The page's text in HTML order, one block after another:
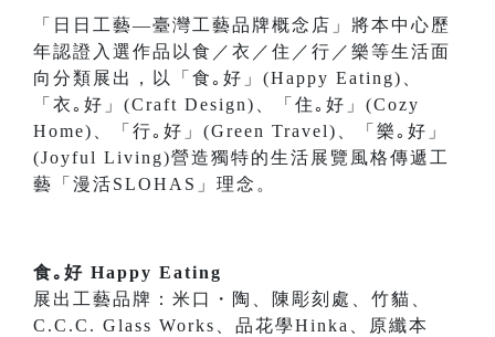
「日日工藝—臺灣工藝品牌概念店」將本中心歷
年認證入選作品以食／衣／住／行／樂等生活面
向分類展出，以「食｡好」(Happy Eating)、
「衣｡好」(Craft Design)、「住｡好」(Cozy
Home)、「行｡好」(Green Travel)、「樂｡好」
(Joyful Living)營造獨特的生活展覽風格傳遞工
藝「漫活SLOHAS」理念。
食｡好 Happy Eating
展出工藝品牌：米口・陶、陳彫刻處、竹貓、
C.C.C. Glass Works、品花學Hinka、原纖本